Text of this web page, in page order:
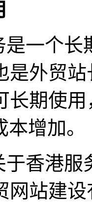
是一个长
是外贸
长期使
增加。
于香港服
网站建